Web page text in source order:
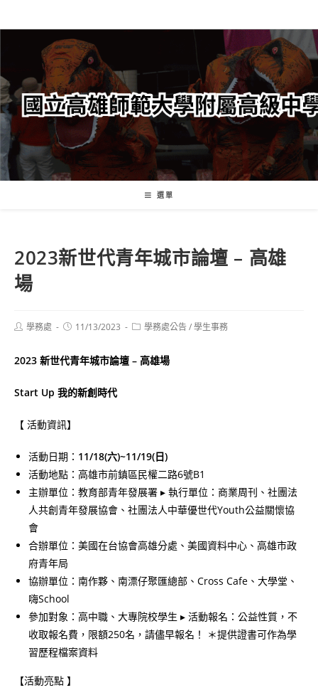
轉
要
內
容
選單
2023新世代青年城市論壇 – 高雄
場
Post學務處
Post11/13/2023
Post學務處公告/學生事務
2023 新世代青年城市論壇 – 高雄場
Start Up 我的新創時代
【 活動資訊】
活動日期： 11/18(六)~11/19(日)
活動地點：高雄市前鎮區民權二路6號B1
主辦單位：教育部青年發展署 ▸ 執行單位：商業周刊、社團法
人共創青年發展協會、社團法人中華優世代Youth公益關懷協
會
合辦單位：美國在台協會高雄分處、美國資料中心、高雄市政
府青年局
協辦單位：南作夥、南漂仔聚匯總部、Cross Cafe、大學堂、
嗨School
參加對象：高中職、大專院校學生 ▸ 活動報名：公益性質，不
收取報名費，限額250名，請儘早報名！ ＊提供證書可作為學
習歷程檔案資料
【活動亮點 】